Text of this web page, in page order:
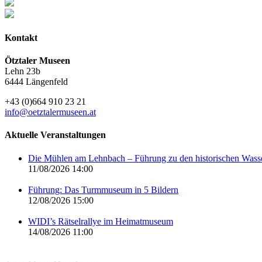
Kontakt
Ötztaler Museen
Lehn 23b
6444 Längenfeld
+43 (0)664 910 23 21
info@oetztalermuseen.at
Aktuelle Veranstaltungen
Die Mühlen am Lehnbach – Führung zu den historischen
11/08/2026 14:00
Führung: Das Turmmuseum in 5 Bildern
12/08/2026 15:00
WIDI’s Rätselrallye im Heimatmuseum
14/08/2026 11:00